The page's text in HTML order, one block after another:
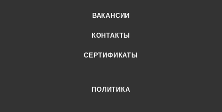
ВАКАНСИИ
КОНТАКТЫ
СЕРТИФИКАТЫ
ПОЛИТИКА